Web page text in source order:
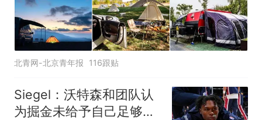
北青网-北京青年报 116跟贴
Siegel：沃特森和团队认
为掘金未给予自己足够的